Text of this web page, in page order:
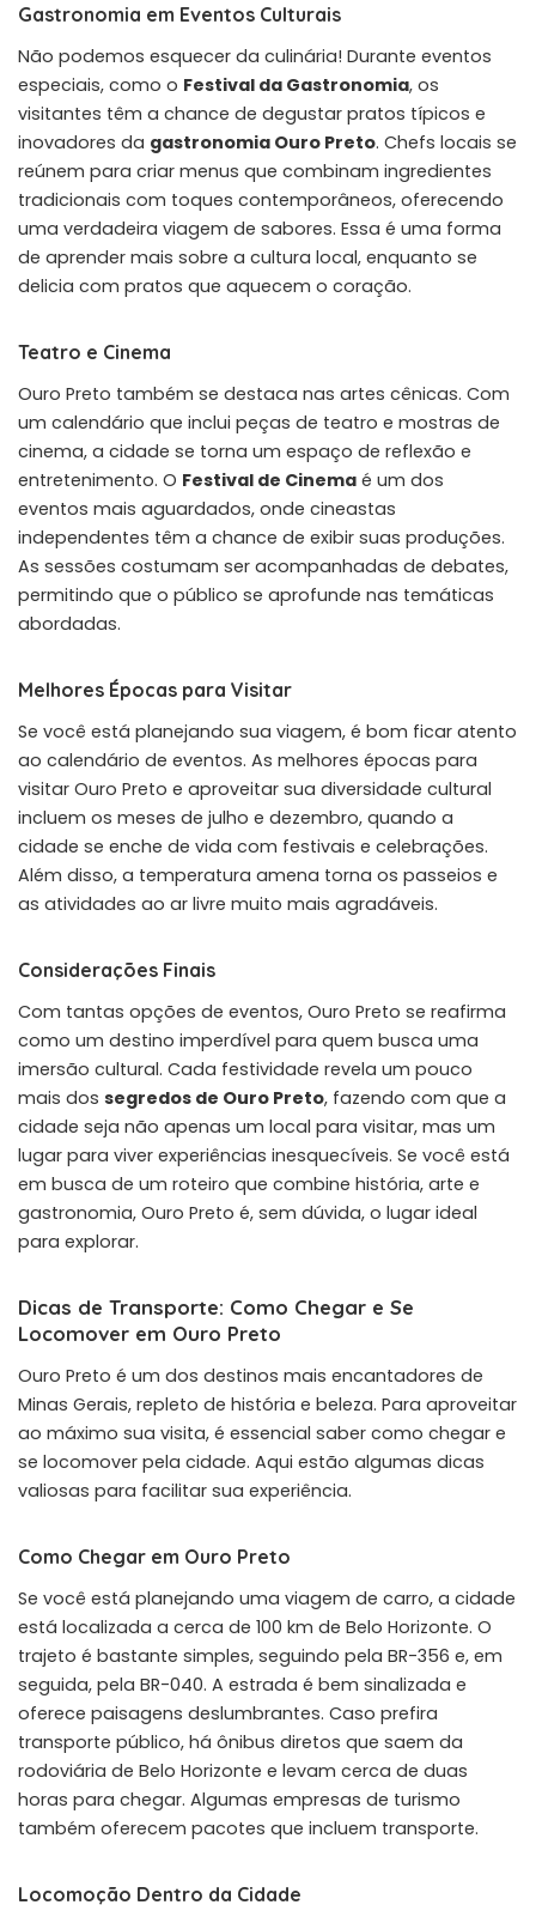
Gastronomia em Eventos Culturais
Não podemos esquecer da culinária! Durante eventos
especiais, como o Festival da Gastronomia, os
visitantes têm a chance de degustar pratos típicos e
inovadores da gastronomia Ouro Preto. Chefs locais se
reúnem para criar menus que combinam ingredientes
tradicionais com toques contemporâneos, oferecendo
uma verdadeira viagem de sabores. Essa é uma forma
de aprender mais sobre a cultura local, enquanto se
delicia com pratos que aquecem o coração.
Teatro e Cinema
Ouro Preto também se destaca nas artes cênicas. Com
um calendário que inclui peças de teatro e mostras de
cinema, a cidade se torna um espaço de reflexão e
entretenimento. O Festival de Cinema é um dos
eventos mais aguardados, onde cineastas
independentes têm a chance de exibir suas produções.
As sessões costumam ser acompanhadas de debates,
permitindo que o público se aprofunde nas temáticas
abordadas.
Melhores Épocas para Visitar
Se você está planejando sua viagem, é bom ficar atento
ao calendário de eventos. As melhores épocas para
visitar Ouro Preto e aproveitar sua diversidade cultural
incluem os meses de julho e dezembro, quando a
cidade se enche de vida com festivais e celebrações.
Além disso, a temperatura amena torna os passeios e
as atividades ao ar livre muito mais agradáveis.
Considerações Finais
Com tantas opções de eventos, Ouro Preto se reafirma
como um destino imperdível para quem busca uma
imersão cultural. Cada festividade revela um pouco
mais dos segredos de Ouro Preto, fazendo com que a
cidade seja não apenas um local para visitar, mas um
lugar para viver experiências inesquecíveis. Se você está
em busca de um roteiro que combine história, arte e
gastronomia, Ouro Preto é, sem dúvida, o lugar ideal
para explorar.
Dicas de Transporte: Como Chegar e Se
Locomover em Ouro Preto
Ouro Preto é um dos destinos mais encantadores de
Minas Gerais, repleto de história e beleza. Para aproveitar
ao máximo sua visita, é essencial saber como chegar e
se locomover pela cidade. Aqui estão algumas dicas
valiosas para facilitar sua experiência.
Como Chegar em Ouro Preto
Se você está planejando uma viagem de carro, a cidade
está localizada a cerca de 100 km de Belo Horizonte. O
trajeto é bastante simples, seguindo pela BR-356 e, em
seguida, pela BR-040. A estrada é bem sinalizada e
oferece paisagens deslumbrantes. Caso prefira
transporte público, há ônibus diretos que saem da
rodoviária de Belo Horizonte e levam cerca de duas
horas para chegar. Algumas empresas de turismo
também oferecem pacotes que incluem transporte.
Locomoção Dentro da Cidade